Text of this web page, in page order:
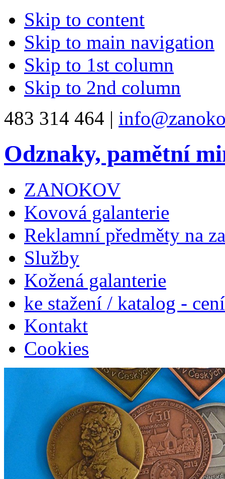
Skip to content
Skip to main navigation
Skip to 1st column
Skip to 2nd column
483 314 464 |
Odznaky, pamětní
ZANOKOV
Kovová galanterie
Reklamní předměty na
Služby
Kožená galanterie
ke stažení / katalog -
Kontakt
Cookies